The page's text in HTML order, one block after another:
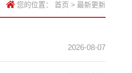
您的位置： 首页 > 最新更新
2026-08-07